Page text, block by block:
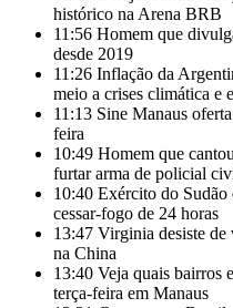
histórico na Arena BRB
11:56 Homem que
desde 2019
11:26 Inflação da
meio a crises climática e
11:13 Sine Manaus
feira
10:49 Homem que
furtar arma de policial
10:40 Exército do Sudão
cessar-fogo de 24 horas
13:47 Virginia desiste de
na China
13:40 Veja quais bairros
terça-feira em Manaus